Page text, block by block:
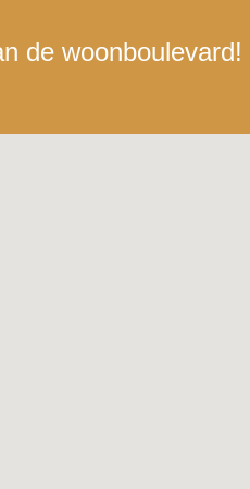
de woonboulevard!